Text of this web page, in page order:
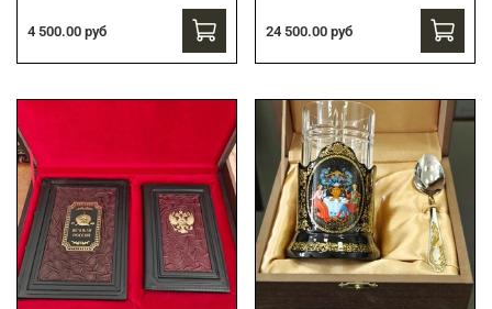
4 500.00 руб 24 500.00 руб